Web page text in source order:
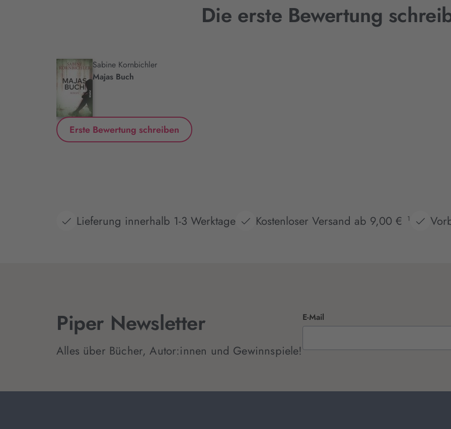
Die erste Bewertung
Sabine Kornbichler
Majas Buch
Erste Bewertung schreiben
Lieferung innerhalb 1-3 Werktage Kostenloser Versand ab 9,00 € 1
Piper Newsletter
Alles über Bücher, Autor:innen und Gewinnspiele!
E-Mail